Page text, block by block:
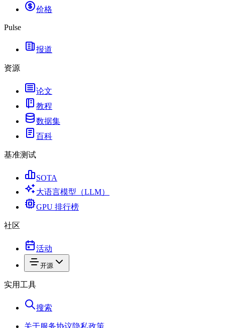
价格
Pulse
报道
资源
论文
教程
数据集
百科
基准测试
SOTA
大语言模型（LLM）
GPU 排行榜
社区
活动
开源
实用工具
搜索
关于服务协议隐私政策